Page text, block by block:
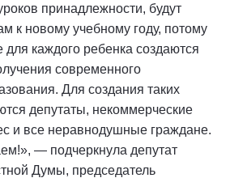
принадлежности, будут
к новому учебному году, потому
для каждого ребенка создаются
современного
Для создания таких
депутаты, некоммерческие
и все неравнодушные граждане.
— подчеркнула депутат
Думы, председатель